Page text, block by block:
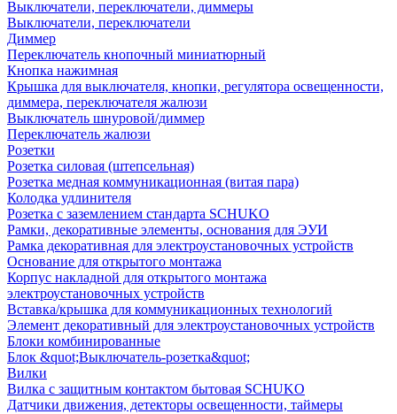
Выключатели, переключатели, диммеры
Выключатели, переключатели
Диммер
Переключатель кнопочный миниатюрный
Кнопка нажимная
Крышка для выключателя, кнопки, регулятора освещенности,
диммера, переключателя жалюзи
Выключатель шнуровой/диммер
Переключатель жалюзи
Розетки
Розетка силовая (штепсельная)
Розетка медная коммуникационная (витая пара)
Колодка удлинителя
Розетка с заземлением стандарта SCHUKO
Рамки, декоративные элементы, основания для ЭУИ
Рамка декоративная для электроустановочных устройств
Основание для открытого монтажа
Корпус накладной для открытого монтажа
электроустановочных устройств
Вставка/крышка для коммуникационных технологий
Элемент декоративный для электроустановочных устройств
Блоки комбинированные
Блок &quot;Выключатель-розетка&quot;
Вилки
Вилка с защитным контактом бытовая SCHUKO
Датчики движения, детекторы освещенности, таймеры